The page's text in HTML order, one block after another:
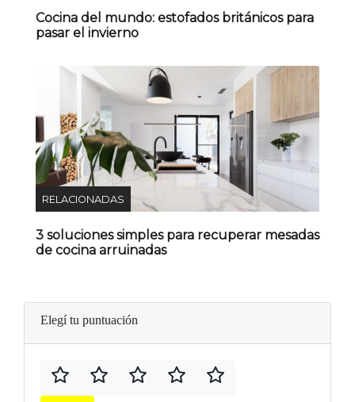
Cocina del mundo: estofados británicos para
pasar el invierno
RELACIONADAS
3 soluciones simples para recuperar mesadas
de cocina arruinadas
Elegí tu puntuación